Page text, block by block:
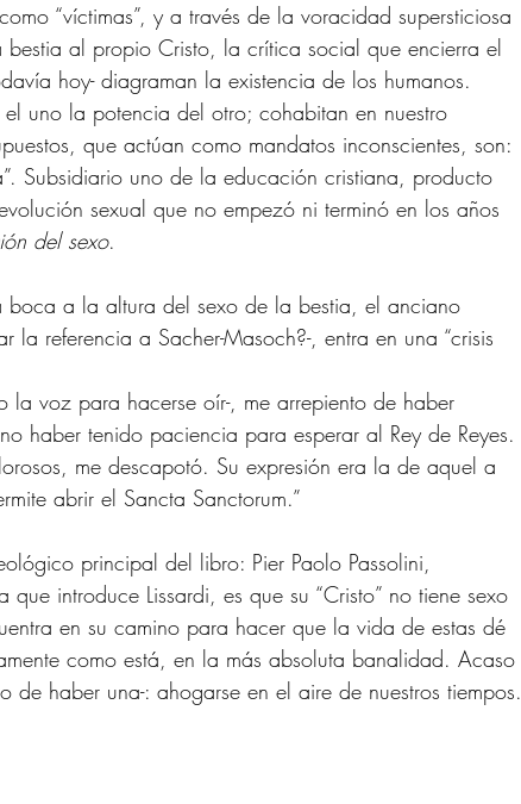
“víctimas”, y a través de la voracidad supersticiosa
al propio Cristo, la crítica social que encierra el
hoy- diagraman la existencia de los humanos.
el uno la potencia del otro; cohabitan en nuestro
que actúan como mandatos inconscientes, son:
Subsidiario uno de la educación cristiana, producto
sexual que no empezó ni terminó en los años
del sexo.
a la altura del sexo de la bestia, el anciano
la referencia a Sacher-Masoch?-, entra en una “crisis
voz para hacerse oír-, me arrepiento de haber
haber tenido paciencia para esperar al Rey de Reyes.
me descapotó. Su expresión era la de aquel a
abrir el Sancta Sanctorum.”
principal del libro: Pier Paolo Passolini,
que introduce Lissardi, es que su “Cristo” no tiene sexo
en su camino para hacer que la vida de estas dé
como está, en la más absoluta banalidad. Acaso
de haber una-: ahogarse en el aire de nuestros tiempos.